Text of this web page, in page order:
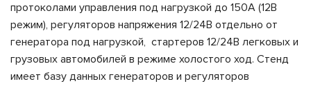
протоколами управления под нагрузкой до 150А (12В
режим), регуляторов напряжения 12/24В отдельно от
генератора под нагрузкой, стартеров 12/24В легковых и
грузовых автомобилей в режиме холостого ход. Стенд
имеет базу данных генераторов и регуляторов